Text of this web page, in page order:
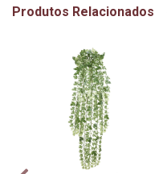
Produtos Relacionados